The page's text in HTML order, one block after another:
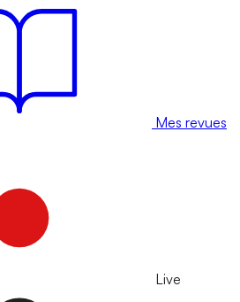
Mes revues
Live